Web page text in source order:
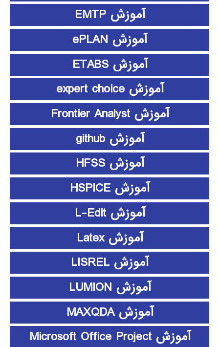
آموزش EMTP
آموزش ePLAN
آموزش ETABS
آموزش expert choice
آموزش Frontier Analyst
آموزش github
آموزش HFSS
آموزش HSPICE
آموزش L-Edit
آموزش Latex
آموزش LISREL
آموزش LUMION
آموزش MAXQDA
آموزش Microsoft Office Project